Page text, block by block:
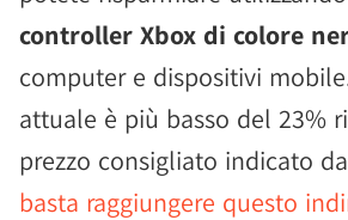
controller Xbox di colore
computer e dispositivi
attuale è più basso del 23%
prezzo consigliato indicato
basta raggiungere questo